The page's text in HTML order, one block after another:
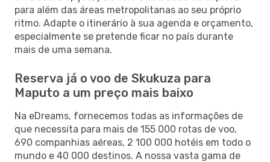
para além das áreas metropolitanas ao seu próprio
ritmo. Adapte o itinerário à sua agenda e orçamento,
especialmente se pretende ficar no país durante
mais de uma semana.
Reserva já o voo de Skukuza para
Maputo a um preço mais baixo
Na eDreams, fornecemos todas as informações de
que necessita para mais de 155 000 rotas de voo,
690 companhias aéreas, 2 100 000 hotéis em todo o
mundo e 40 000 destinos. A nossa vasta gama de